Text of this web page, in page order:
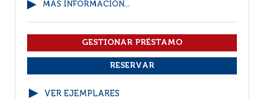
MÁS INFORMACIÓN...
VER EJEMPLARES